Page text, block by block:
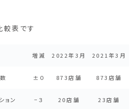
表です
増減 2022年3月 2021年3月
±０ 873店舗 873店舗
ョン −３ 20店舗 23店舗